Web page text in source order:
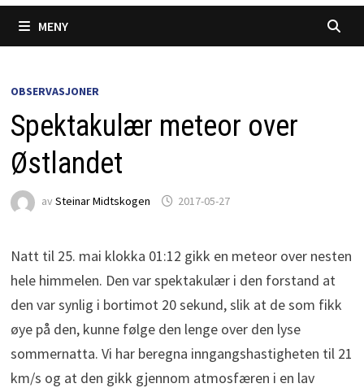
MENY
OBSERVASJONER
Spektakulær meteor over
Østlandet
av Steinar Midtskogen 2017-05-27
Natt til 25. mai klokka 01:12 gikk en meteor over nesten
hele himmelen. Den var spektakulær i den forstand at
den var synlig i bortimot 20 sekund, slik at de som fikk
øye på den, kunne følge den lenge over den lyse
sommernatta. Vi har beregna inngangshastigheten til 21
km/s og at den gikk gjennom atmosfæren i en lav